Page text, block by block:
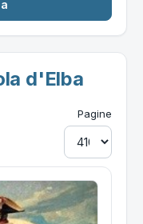
d'Elba
Pagine